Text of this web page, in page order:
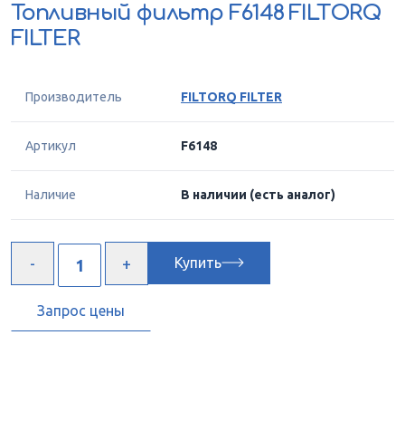
Топливный фильтр F6148 FILTORQ
FILTER
Производитель FILTORQ FILTER
Артикул F6148
Наличие В наличии (есть аналог)
Купить
Запрос цены